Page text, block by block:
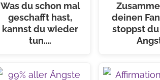
Was du schon mal
geschafft hast,
kannst du wieder
tun.…
deinen
stoppst